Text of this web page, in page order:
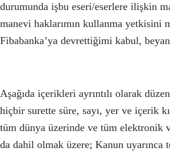
durumunda işbu eseri/eserlere ilişkin
manevi haklarımın kullanma yetkisini
Fibabanka’ya devrettiğimi kabul,
Aşağıda içerikleri ayrıntılı olarak
hiçbir surette süre, sayı, yer ve içerik
tüm dünya üzerinde ve tüm elektronik
da dahil olmak üzere; Kanun uyarınca